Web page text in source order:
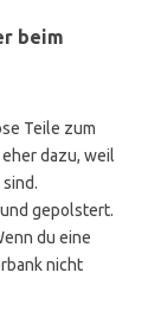
beim
Teile zum
dazu, weil
gepolstert.
du eine
nicht